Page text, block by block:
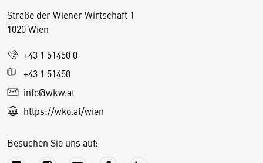
Straße der Wiener Wirtschaft 1
1020 Wien
+43 1 51450 0
+43 1 51450
info@wkw.at
https://wko.at/wien
Besuchen Sie uns auf:
D
e
s
S